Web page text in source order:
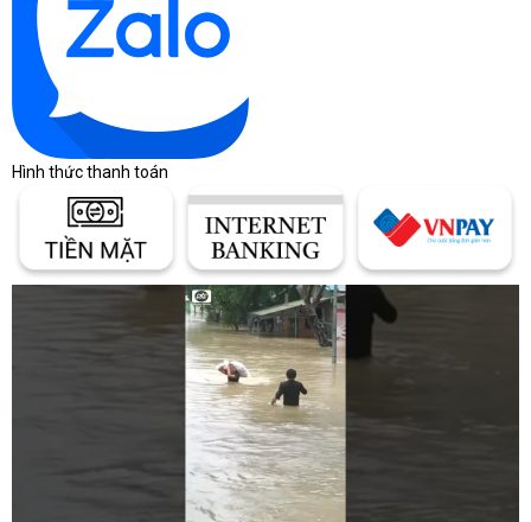
Hình thức thanh toán